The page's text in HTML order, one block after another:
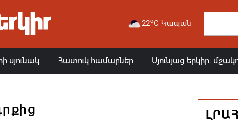
22oC Կապան
սյունակ Հատուկ համարներ Սյունյաց երկիր.